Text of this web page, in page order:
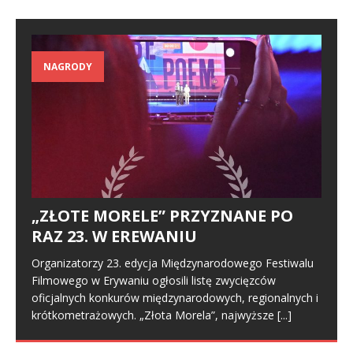
NAGRODY
„ZŁOTE MORELE” PRZYZNANE PO
RAZ 23. W EREWANIU
Organizatorzy 23. edycja Międzynarodowego Festiwalu
Filmowego w Erywaniu ogłosili listę zwycięzców
oficjalnych konkurów międzynarodowych, regionalnych i
krótkometrażowych. „Złota Morela”, najwyższe [...]